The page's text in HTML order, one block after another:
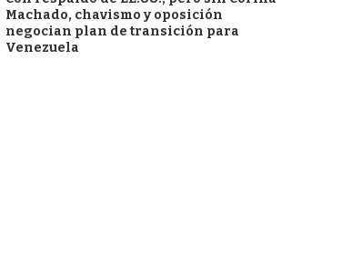
Machado, chavismo y oposición
negocian plan de transición para
Venezuela